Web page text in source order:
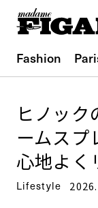
Fashion
ヒノッ
ームスプ
心地よく
Lifestyle